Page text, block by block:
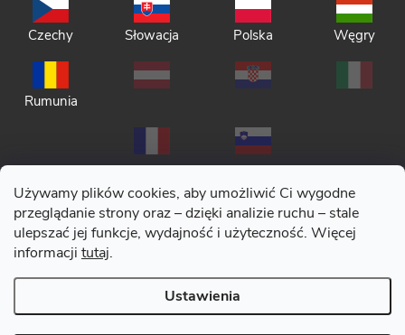
Używamy plików cookies, aby umożliwić Ci wygodne
przeglądanie strony oraz – dzięki analizie ruchu – stale
ulepszać jej funkcje, wydajność i użyteczność. Więcej
informacji tutaj.
Ustawienia
Czechy Słowacja Polska Węgry
Rumunia
Polityka prywatności